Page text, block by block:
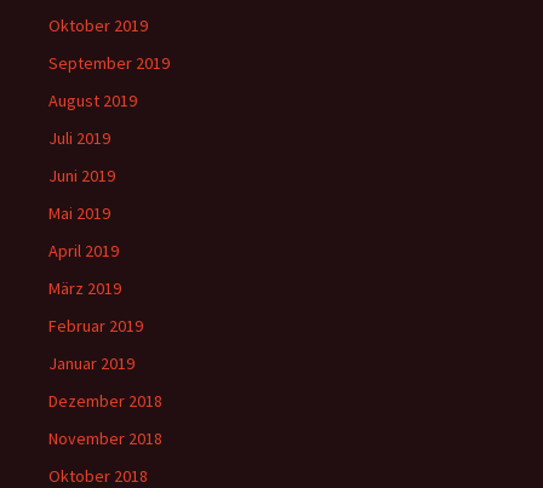
Oktober 2019
September 2019
August 2019
Juli 2019
Juni 2019
Mai 2019
April 2019
März 2019
Februar 2019
Januar 2019
Dezember 2018
November 2018
Oktober 2018